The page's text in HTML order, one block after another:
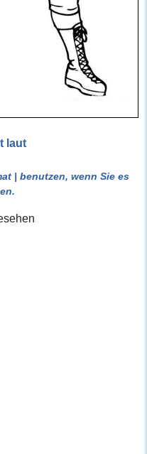
laut
| benutzen, wenn Sie es